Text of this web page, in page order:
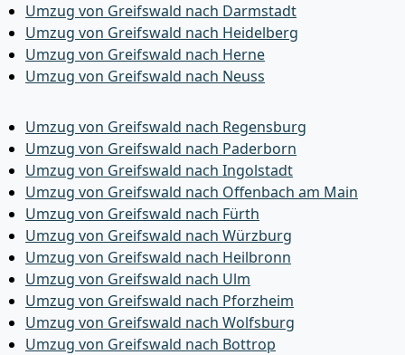
Umzug von Greifswald nach Darmstadt
Umzug von Greifswald nach Heidelberg
Umzug von Greifswald nach Herne
Umzug von Greifswald nach Neuss
Umzug von Greifswald nach Regensburg
Umzug von Greifswald nach Paderborn
Umzug von Greifswald nach Ingolstadt
Umzug von Greifswald nach Offenbach am Main
Umzug von Greifswald nach Fürth
Umzug von Greifswald nach Würzburg
Umzug von Greifswald nach Heilbronn
Umzug von Greifswald nach Ulm
Umzug von Greifswald nach Pforzheim
Umzug von Greifswald nach Wolfsburg
Umzug von Greifswald nach Bottrop